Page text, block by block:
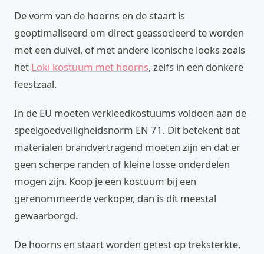
De vorm van de hoorns en de staart is
geoptimaliseerd om direct geassocieerd te worden
met een duivel, of met andere iconische looks zoals
het Loki kostuum met hoorns, zelfs in een donkere
feestzaal.
In de EU moeten verkleedkostuums voldoen aan de
speelgoedveiligheidsnorm EN 71. Dit betekent dat
materialen brandvertragend moeten zijn en dat er
geen scherpe randen of kleine losse onderdelen
mogen zijn. Koop je een kostuum bij een
gerenommeerde verkoper, dan is dit meestal
gewaarborgd.
De hoorns en staart worden getest op treksterkte,